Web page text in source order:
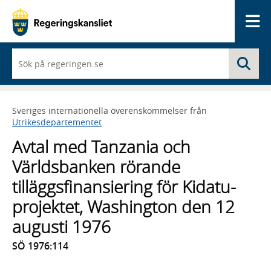
du
börjar
skriva
framträder
en
med
sökförslag
Sveriges internationella överenskommelser från
Utrikesdepartementet
Avtal med Tanzania och
Världsbanken rörande
tilläggsfinansiering för Kidatu-
projektet, Washington den 12
augusti 1976
SÖ 1976:114